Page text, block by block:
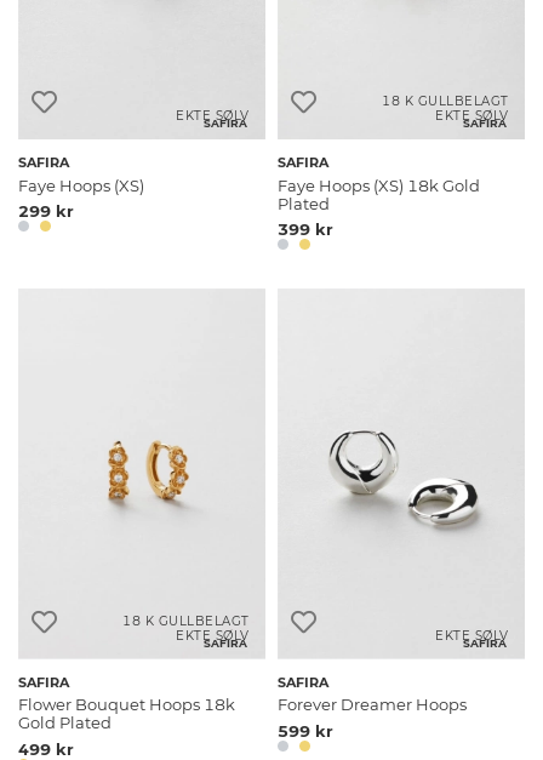
SAFIRA
EKTE SØLV
SAFIRA
Faye Hoops (XS)
299 kr
SAFIRA
18 K GULLBELAGT
EKTE SØLV
SAFIRA
Faye Hoops (XS) 18k Gold
Plated
399 kr
SAFIRA
18 K GULLBELAGT
EKTE SØLV
SAFIRA
Flower Bouquet Hoops 18k
Gold Plated
499 kr
SAFIRA
EKTE SØLV
SAFIRA
Forever Dreamer Hoops
599 kr